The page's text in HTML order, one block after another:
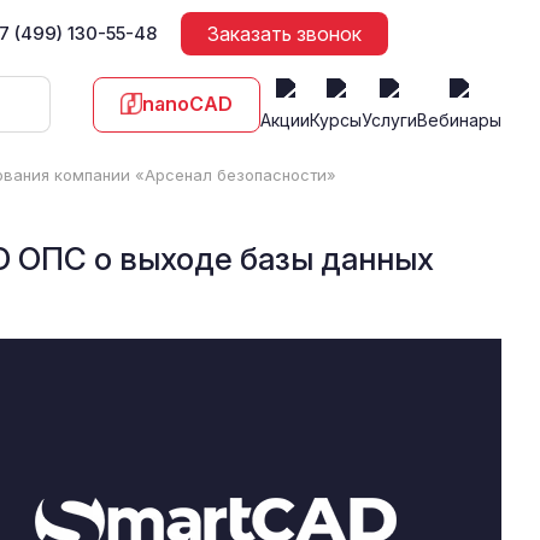
(499) 130-55-48 Заказать звонок
nanoCAD
АкцииКурсыУслугиВебинары
компании «Арсенал безопасности»
ОПС о выходе базы данных